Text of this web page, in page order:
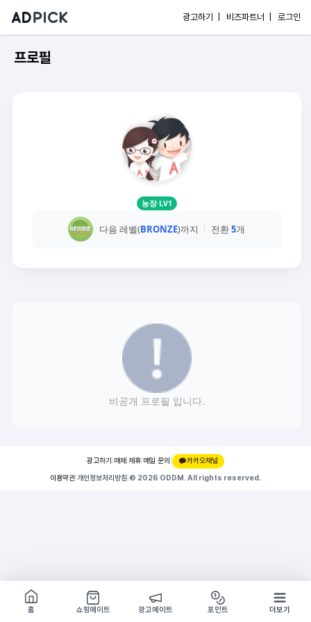
광고하기 | 비즈파트너 | 로그인
프로필
농장 LV1
다음 레벨(BRONZE)까지 전환5개
비공개 프로필 입니다.
광고하기 매체 제휴 메일 문의 |
카카오채널
이용약관 개인정보처리방침 © 2026 ODDM. All rights reserved.
쇼핑몰 구경하기
방문시 1G
홈
쇼핑메이트 광고메이트 포인트 더보기